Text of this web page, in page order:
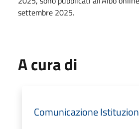
settembre 2025.
A cura di
Comunicazione